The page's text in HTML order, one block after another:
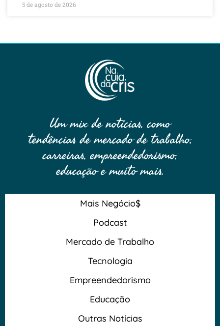
5 de agosto de 2026
Um mix de notícias, como
tendências de mercado de trabalho,
carreiras, empreendedorismo,
educação e muito mais.
Mais Negócio$
Podcast
Mercado de Trabalho
Tecnologia
Empreendedorismo
Educação
Outras Notícias